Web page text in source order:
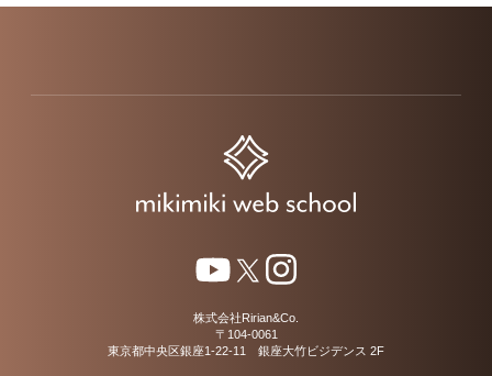
株式会社Ririan&Co.
〒104-0061
東京都中央区銀座1-22-11 銀座大竹ビジデンス 2F